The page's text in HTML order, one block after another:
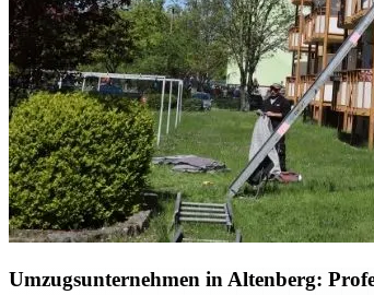
Umzugsunternehmen in Altenberg: